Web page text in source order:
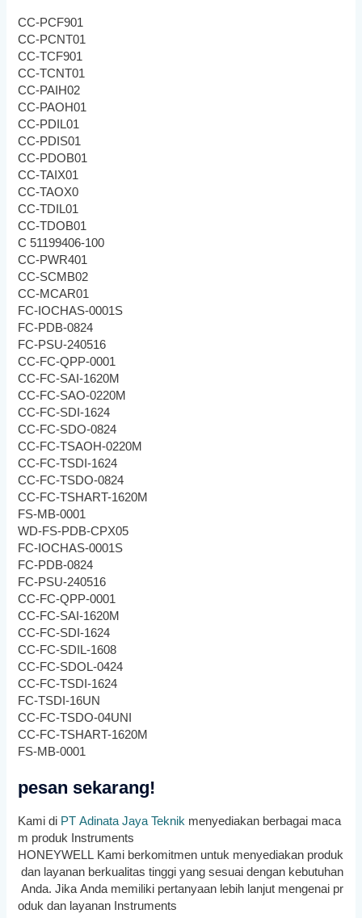
CC-PCF901
CC-PCNT01
CC-TCF901
CC-TCNT01
CC-PAIH02
CC-PAOH01
CC-PDIL01
CC-PDIS01
CC-PDOB01
CC-TAIX01
CC-TAOX0
CC-TDIL01
CC-TDOB01
C 51199406-100
CC-PWR401
CC-SCMB02
CC-MCAR01
FC-IOCHAS-0001S
FC-PDB-0824
FC-PSU-240516
CC-FC-QPP-0001
CC-FC-SAI-1620M
CC-FC-SAO-0220M
CC-FC-SDI-1624
CC-FC-SDO-0824
CC-FC-TSAOH-0220M
CC-FC-TSDI-1624
CC-FC-TSDO-0824
CC-FC-TSHART-1620M
FS-MB-0001
WD-FS-PDB-CPX05
FC-IOCHAS-0001S
FC-PDB-0824
FC-PSU-240516
CC-FC-QPP-0001
CC-FC-SAI-1620M
CC-FC-SDI-1624
CC-FC-SDIL-1608
CC-FC-SDOL-0424
CC-FC-TSDI-1624
FC-TSDI-16UN
CC-FC-TSDO-04UNI
CC-FC-TSHART-1620M
FS-MB-0001
pesan sekarang!
Kami di PT Adinata Jaya Teknik menyediakan berbagai maca
m produk Instruments
HONEYWELL Kami berkomitmen untuk menyediakan produk
dan layanan berkual itas tinggi yang sesuai dengan kebutuhan
Anda. Jika Anda memil iki pertanyaan lebih lanjut mengenai pr
oduk dan layanan Instruments